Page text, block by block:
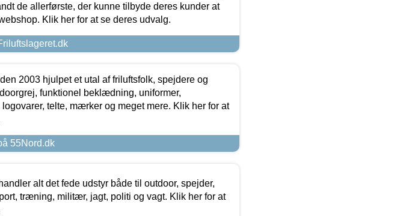
de allerførste, der kunne tilbyde deres kunder at
Klik her for at se deres udvalg.
2003 hjulpet et utal af friluftsfolk, spejdere og
funktionel beklædning, uniformer,
telte, mærker og meget mere. Klik her for at
55Nord.dk
alt det fede udstyr både til outdoor, spejder,
træning, militær, jagt, politi og vagt. Klik her for at